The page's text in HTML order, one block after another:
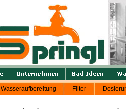
Wasseraufbereitung Filter